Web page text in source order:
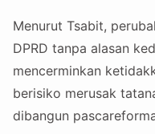
Menurut Tsabit,
DPRD tanpa alasan
mencerminkan
berisiko merusak
dibangun